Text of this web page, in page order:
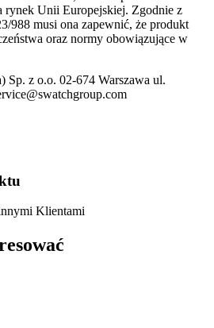
rynek Unii Europejskiej. Zgodnie z
988 musi ona zapewnić, że produkt
oraz normy obowiązujące w
Sp. z o.o. 02-674 Warszawa ul.
Klientami